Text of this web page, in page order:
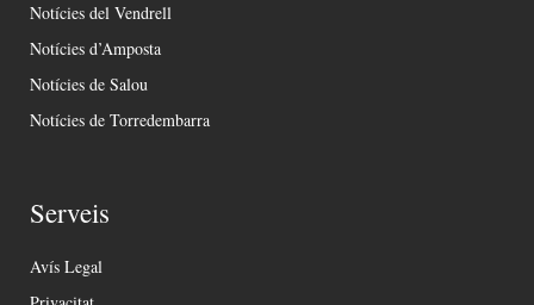
Notícies del Vendrell
Notícies d’Amposta
Notícies de Salou
Notícies de Torredembarra
Serveis
Avís Legal